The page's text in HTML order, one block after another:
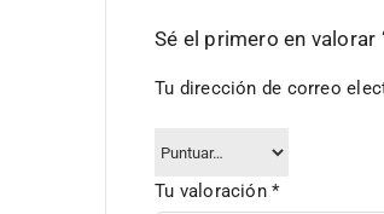
Sé el primero en valorar
Tu dirección de correo
Tu valoración*